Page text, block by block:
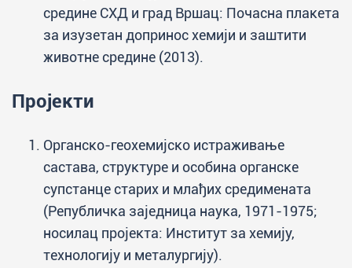
средине СХД и град Вршац: Почасна плакета
за изузетан допринос хемији и заштити
животне средине (2013).
Пројекти
Органско-геохемијско истраживање
састава, структуре и особина органске
супстанце старих и млађих средимената
(Републичка заједница наука, 1971-1975;
носилац пројекта: Институт за хемију,
технологију и металургију).